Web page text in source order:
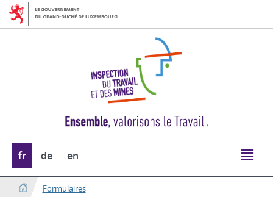
Aller
Aller
au
Changer
de
langue
fr de en
Formulaires